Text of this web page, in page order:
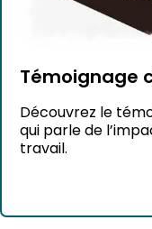
Témoignage
Découvrez le
qui parle de
travail.